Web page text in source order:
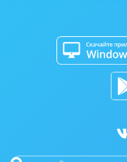
Инвестиционный
Интерьер, дизайн,
Консалтинговые и
Кибербезопасность
Битрикс24 Маркет
Разработчикам приложений